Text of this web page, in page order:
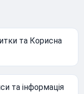
та Корисна
та інформація